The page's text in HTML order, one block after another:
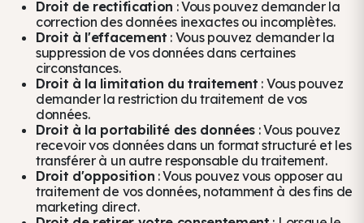
Droit de rectification : Vous pouvez demander la
correction des données inexactes ou incomplètes.
Droit à l'effacement : Vous pouvez demander la
suppression de vos données dans certaines
circonstances.
Droit à la limitation du traitement : Vous pouvez
demander la restriction du traitement de vos
données.
Droit à la portabilité des données : Vous pouvez
recevoir vos données dans un format structuré et les
transférer à un autre responsable du traitement.
Droit d'opposition : Vous pouvez vous opposer au
traitement de vos données, notamment à des fins de
marketing direct.